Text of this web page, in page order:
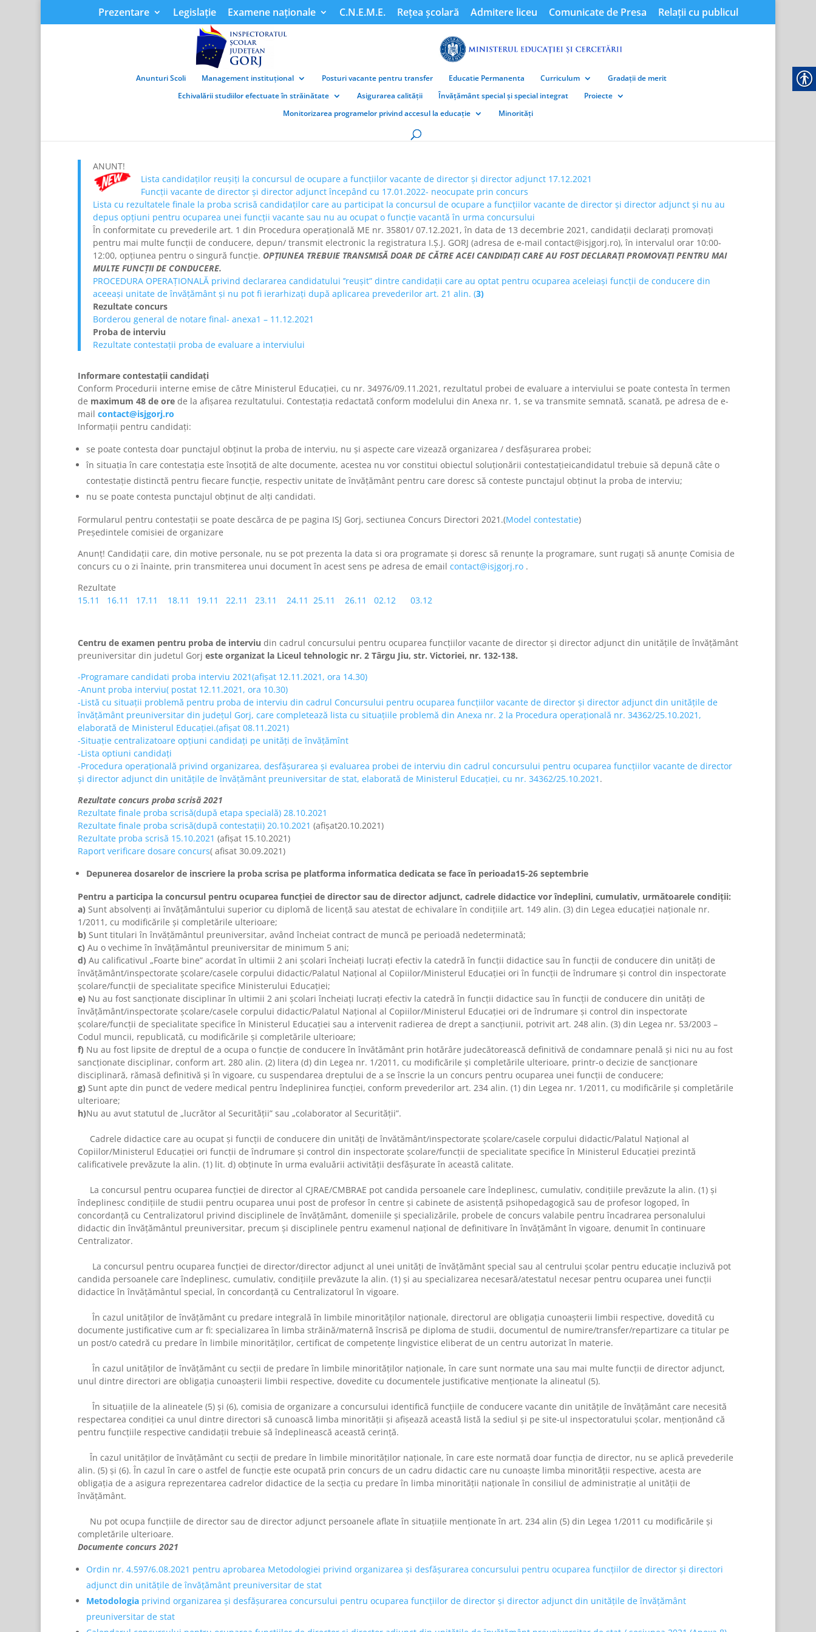
Prezentare Legislație Examene naționale C.N.E.M.E. Rețea școlară Admitere liceu Comunicate de Presa Relații cu publicul
Anunturi Scoli Management instituțional Posturi vacante pentru transfer Educatie Permanenta Curriculum
Gradații de merit
Echivalării studiilor efectuate în străinătate
Asigurarea calității Învățământ special și special integrat
Proiecte
Monitorizarea programelor privind accesul la educație
Minorități
ANUNT!
Lista candidaților reușiți la concursul de ocupare a funcțiilor vacante de director și director adjunct 17.12.2021
Funcții vacante de director și director adjunct începând cu 17.01.2022- neocupate prin concurs
Lista cu rezultatele finale la proba scrisă candidaților care au participat la concursul de ocupare a funcțiilor vacante de director și director adjunct și nu au
depus opțiuni pentru ocuparea unei funcții vacante sau nu au ocupat o funcţie vacantă în urma concursului
În conformitate cu prevederile art. 1 din Procedura operațională ME nr. 35801/ 07.12.2021, în data de 13 decembrie 2021, candidații declarați promovați
pentru mai multe funcții de conducere, depun/ transmit electronic la registratura I.Ș.J. GORJ (adresa de e-mail contact@isjgorj.ro), în intervalul orar 10:00-
12:00, opțiunea pentru o singură funcție. OPȚIUNEA TREBUIE TRANSMISĂ DOAR DE CĂTRE ACEI CANDIDAȚI CARE AU FOST DECLARAȚI PROMOVAȚI PENTRU MAI
MULTE FUNCȚII DE CONDUCERE.
PROCEDURA OPERAȚIONALĂ privind declararea candidatului ’’reușit” dintre candidații care au optat pentru ocuparea aceleiași funcții de conducere din
aceeași unitate de învățământ și nu pot fi ierarhizați după aplicarea prevederilor art. 21 alin. (3)
Rezultate concurs
Borderou general de notare final- anexa1 – 11.12.2021
Proba de interviu
Rezultate contestații proba de evaluare a interviului
Informare contestații candidați
Conform Procedurii interne emise de către Ministerul Educației, cu nr. 34976/09.11.2021, rezultatul probei de evaluare a interviului se poate contesta în termen
de maximum 48 de orede la afișarea rezultatului. Contestația redactată conform modelului din Anexa nr. 1, se va transmite semnată, scanată, pe adresa de e-
mail contact@isjgorj.ro
Informații pentru candidați:
se poate contesta doar punctajul obținut la proba de interviu, nu și aspecte care vizează organizarea / desfășurarea probei;
în situația în care contestația este însoțită de alte documente, acestea nu vor constitui obiectul soluționării contestațieicandidatul trebuie să depună câte o
contestație distinctă pentru fiecare funcție, respectiv unitate de învățământ pentru care doresc să conteste punctajul obținut la proba de interviu;
nu se poate contesta punctajul obținut de alți candidati.
Formularul pentru contestații se poate descărca de pe pagina ISJ Gorj, sectiunea Concurs Directori 2021.(Model contestatie)
Președintele comisiei de organizare
Anunț! Candidații care, din motive personale, nu se pot prezenta la data si ora programate și doresc să renunțe la programare, sunt rugați să anunțe Comisia de
concurs cu o zi înainte, prin transmiterea unui document în acest sens pe adresa de email contact@isjgorj.ro.
Rezultate
15.11 16.11 17.11 18.11 19.11 22.11 23.11 24.11 25.11 26.11 02.12 03.12
Centru de examen pentru proba de interviu din cadrul concursului pentru ocuparea funcțiilor vacante de director și director adjunct din unitățile de învățământ
preuniversitar din judetul Gorj este organizat la Liceul tehnologic nr. 2 Târgu Jiu, str. Victoriei, nr. 132-138.
-Programare candidati proba interviu 2021(afișat 12.11.2021, ora 14.30)
-Anunt proba interviu( postat 12.11.2021, ora 10.30)
-Listă cu situații problemă pentru proba de interviu din cadrul Concursului pentru ocuparea funcțiilor vacante de director și director adjunct din unitățile de
învățământ preuniversitar din județul Gorj, care completează lista cu situațiile problemă din Anexa nr. 2 la Procedura operațională nr. 34362/25.10.2021,
elaborată de Ministerul Educației.(afișat 08.11.2021)
-Situație centralizatoare opțiuni candidați pe unități de învățămînt
-Lista optiuni candidați
-Procedura operațională privind organizarea, desfășurarea și evaluarea probei de interviu din cadrul concursului pentru ocuparea funcțiilor vacante de director
și director adjunct din unitățile de învățământ preuniversitar de stat, elaborată de Ministerul Educației, cu nr. 34362/25.10.2021 .
Rezultate concurs proba scrisă 2021
Rezultate finale proba scrisă(după etapa specială) 28.10.2021
Rezultate finale proba scrisă(după contestații) 20.10.2021 (afișat20.10.2021)
Rezultate proba scrisă 15.10.2021 (afișat 15.10.2021)
Raport verificare dosare concurs( afisat 30.09.2021)
Depunerea dosarelor de inscriere la proba scrisa pe platforma informatica dedicata se face în perioada15-26 septembrie
Pentru a participa la concursul pentru ocuparea funcţiei de director sau de director adjunct, cadrele didactice vor îndeplini, cumulativ, următoarele condiţii:
a) Sunt absolvenţi ai învăţământului superior cu diplomă de licenţă sau atestat de echivalare în condiţiile art. 149 alin. (3) din Legea educaţiei naţionale nr.
1/2011, cu modificările şi completările ulterioare;
b) Sunt titulari în învăţământul preuniversitar, având încheiat contract de muncă pe perioadă nedeterminată;
c) Au o vechime în învăţământul preuniversitar de minimum 5 ani;
d) Au calificativul „Foarte bine” acordat în ultimii 2 ani şcolari încheiaţi lucraţi efectiv la catedră în funcţii didactice sau în funcţii de conducere din unităţi de
învăţământ/inspectorate şcolare/casele corpului didactic/Palatul Naţional al Copiilor/Ministerul Educaţiei ori în funcţii de îndrumare şi control din inspectorate
şcolare/funcţii de specialitate specifice Ministerului Educaţiei;
e) Nu au fost sancţionate disciplinar în ultimii 2 ani şcolari încheiaţi lucraţi efectiv la catedră în funcţii didactice sau în funcţii de conducere din unităţi de
învăţământ/inspectorate şcolare/casele corpului didactic/Palatul Naţional al Copiilor/Ministerul Educaţiei ori de îndrumare şi control din inspectorate
şcolare/funcţii de specialitate specifice în Ministerul Educaţiei sau a intervenit radierea de drept a sancţiunii, potrivit art. 248 alin. (3) din Legea nr. 53/2003 –
Codul muncii, republicată, cu modificările şi completările ulterioare;
f) Nu au fost lipsite de dreptul de a ocupa o funcţie de conducere în învătământ prin hotărâre judecătorească definitivă de condamnare penală şi nici nu au fost
sancţionate disciplinar, conform art. 280 alin. (2) litera (d) din Legea nr. 1/2011, cu modificările şi completările ulterioare, printr-o decizie de sancţionare
disciplinară, rămasă definitivă şi în vigoare, cu suspendarea dreptului de a se înscrie la un concurs pentru ocuparea unei funcţii de conducere;
g) Sunt apte din punct de vedere medical pentru îndeplinirea funcţiei, conform prevederilor art. 234 alin. (1) din Legea nr. 1/2011, cu modificările şi completările
ulterioare;
h)Nu au avut statutul de „lucrător al Securităţii” sau „colaborator al Securităţii”.
Cadrele didactice care au ocupat şi funcţii de conducere din unităţi de învătământ/inspectorate şcolare/casele corpului didactic/Palatul Naţional al
Copiilor/Ministerul Educaţiei ori funcţii de îndrumare şi control din inspectorate şcolare/funcţii de specialitate specifice în Ministerul Educaţiei prezintă
calificativele prevăzute la alin. (1) lit. d)obţinute în urma evaluării activităţii desfăşurate în această calitate.
La concursul pentru ocuparea funcţiei de director al CJRAE/CMBRAE pot candida persoanele care îndeplinesc, cumulativ, condiţiile prevăzute la alin. (1) şi
îndeplinesc condiţiile de studii pentru ocuparea unui post de profesor în centre şi cabinete de asistenţă psihopedagogică sau de profesor logoped, în
concordanţă cu Centralizatorul privind disciplinele de învăţământ, domeniile şi specializările, probele de concurs valabile pentru încadrarea personalului
didactic din învăţământul preuniversitar, precum şi disciplinele pentru examenul naţional de definitivare în învăţământ în vigoare, denumit în continuare
Centralizator.
La concursul pentru ocuparea funcţiei de director/director adjunct al unei unităţi de învăţământ special sau al centrului şcolar pentru educaţie incluzivă pot
candida persoanele care îndeplinesc, cumulativ, condiţiile prevăzute la alin. (1) şi au specializarea necesară/atestatul necesar pentru ocuparea unei funcţii
didactice în învăţământul special, în concordanţă cu Centralizatorul în vigoare.
În cazul unităţilor de învăţământ cu predare integrală în limbile minorităţilor naţionale, directorul are obligaţia cunoaşterii limbii respective, dovedită cu
documente justificative cum ar fi: specializarea în limba străină/maternă înscrisă pe diploma de studii, documentul de numire/transfer/repartizare ca titular pe
un post/o catedră cu predare în limbile minorităţilor, certificat de competenţe lingvistice eliberat de un centru autorizat în materie.
În cazul unităţilor de învăţământ cu secţii de predare în limbile minorităţilor naţionale, în care sunt normate una sau mai multe funcţii de director adjunct,
unul dintre directori are obligaţia cunoaşterii limbii respective, dovedite cu documentele justificative menţionate la alineatul (5).
În situaţiile de la alineatele (5)şi (6), comisia de organizare a concursului identifică funcţiile de conducere vacante din unităţile de învăţământ care necesită
respectarea condiţiei ca unul dintre directori să cunoască limba minorităţii şi afişează această listă la sediul şi pe site-ul inspectoratului şcolar, menţionând că
pentru funcţiile respective candidaţii trebuie să îndeplinească această cerinţă.
În cazul unităţilor de învăţământ cu secţii de predare în limbile minorităţilor naţionale, în care este normată doar funcţia de director, nu se aplică prevederile
alin. (5)şi (6). În cazul în care o astfel de funcţie este ocupată prin concurs de un cadru didactic care nu cunoaşte limba minorităţii respective, acesta are
obligaţia de a asigura reprezentarea cadrelor didactice de la secţia cu predare în limba minorităţii naţionale în consiliul de administraţie al unităţii de
învăţământ.
Nu pot ocupa funcţiile de director sau de director adjunct persoanele aflate în situaţiile menţionate în art. 234 alin (5) din Legea 1/2011 cu modificările şi
completările ulterioare.
Documente concurs 2021
Ordin nr. 4.597/6.08.2021 pentru aprobarea Metodologiei privind organizarea și desfășurarea concursului pentru ocuparea funcțiilor de director și directori
adjunct din unitățile de învățământ preuniversitar de stat
Metodologiaprivind organizarea și desfășurarea concursului pentru ocuparea funcțiilor de director și director adjunct din unitățile de învățământ
preuniversitar de stat